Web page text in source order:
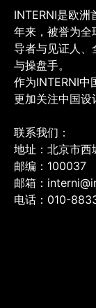
INTERNI是欧
年来，被誉为全
导者与见证人、
与操盘手。
作为INTERNI中
更加关注中国设
联系我们：
地址：北京市
邮编：100037
邮箱：
电话：010-